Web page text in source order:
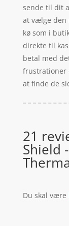
sende til dit
at vælge den
kø som i
direkte til
betal med
frustrationer
at finde de
21
Shield
Du skal være